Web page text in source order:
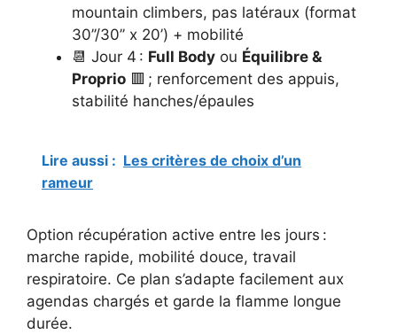
mountain climbers, pas latéraux (format
30’’/30’’ x 20’) + mobilité
📆 Jour 4 : Full Body ou Équilibre &
Proprio 🟥 ; renforcement des appuis,
stabilité hanches/épaules
Lire aussi : Les critères de choix d’un
rameur
Option récupération active entre les jours :
marche rapide, mobilité douce, travail
respiratoire. Ce plan s’adapte facilement aux
agendas chargés et garde la flamme longue
durée.